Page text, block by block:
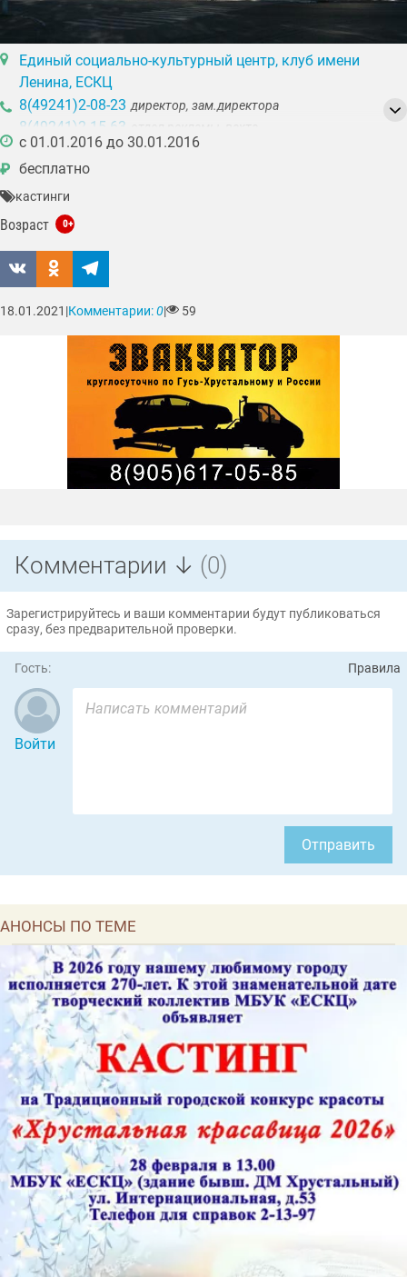
Единый социально-культурный центр, клуб имени
Ленина, ЕСКЦ
8(49241)2-08-23 директор, зам.директора
8(49241)2-15-63
8(49241)3-17-99 литературное объединение «Мещёра»
c 01.01.2016 до 30.01.2016
бесплатно
₽
кастинги
Возраст 0+
18.01.2021 |Комментарии:0| 59
Комментарии ↓ (0)
Зарегистрируйтесь и ваши комментарии будут публиковаться
сразу, без предварительной проверки.
Гость: Правила
Войти
Отправить
АНОНСЫ ПО ТЕМЕ